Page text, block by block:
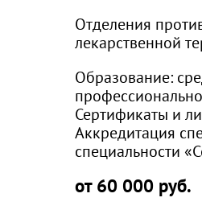
Отделения
лекарственной
Образование:
Сертификаты и
Аккредитация
специальности
от 60 000 руб.